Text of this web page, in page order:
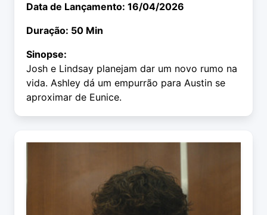
Data de Lançamento: 16/04/2026
Duração: 50 Min
Sinopse:
Josh e Lindsay planejam dar um novo rumo na
vida. Ashley dá um empurrão para Austin se
aproximar de Eunice.